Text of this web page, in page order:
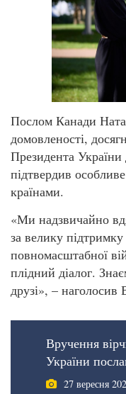
Послом Канади
домовленості,
Президента
підтвердив
країнами.
«Ми надзвичайно
за велику
повномасштабної
плідний діалог.
друзі», –
Вручення
України
27 вересня